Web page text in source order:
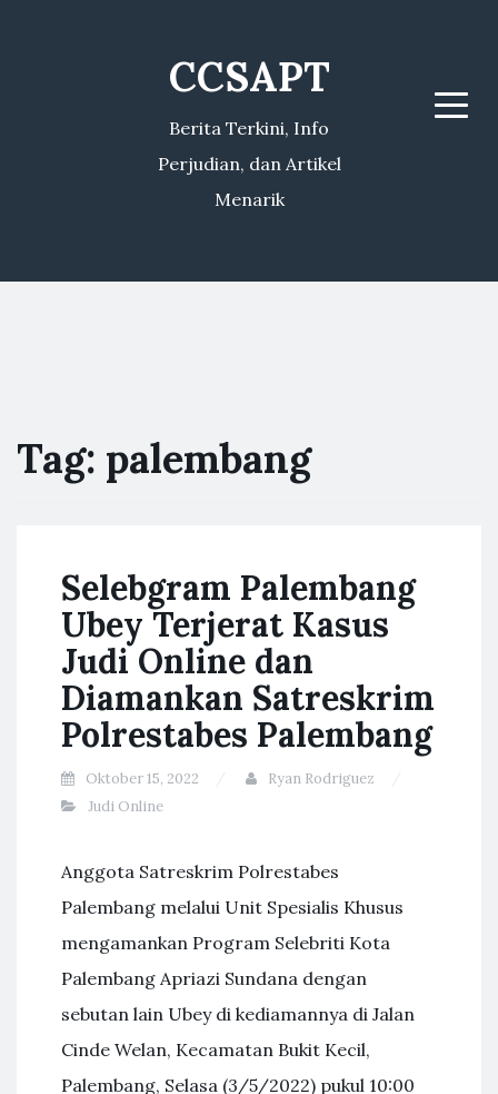
CCSAPT
Berita Terkini, Info
Perjudian, dan Artikel
Menarik
Menu
Tag: palembang
Selebgram Palembang
Ubey Terjerat Kasus
Judi Online dan
Diamankan Satreskrim
Polrestabes Palembang
Oktober 15, 2022
Ryan Rodriguez
Judi Online
Anggota Satreskrim Polrestabes
Palembang melalui Unit Spesialis Khusus
mengamankan Program Selebriti Kota
Palembang Apriazi Sundana dengan
sebutan lain Ubey di kediamannya di Jalan
Cinde Welan, Kecamatan Bukit Kecil,
Palembang, Selasa (3/5/2022) pukul 10:00